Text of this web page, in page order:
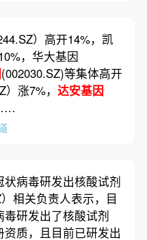
）高开14%，凯
，华大基因
(002030.SZ)等集体高开
涨7%， 达安基因
状病毒研发出核酸试剂
）相关负责人表示，目
研发出了核酸试剂
质，且目前已研发出